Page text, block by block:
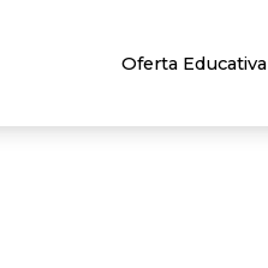
Oferta Educativa